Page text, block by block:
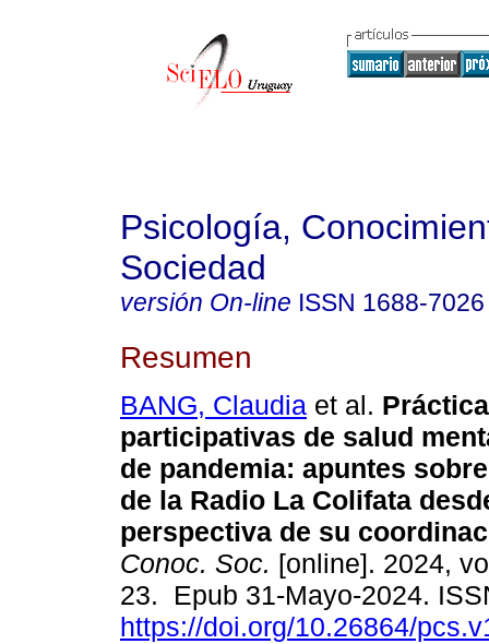
Psicología,
Sociedad
versión On-line ISSN 1688-7026
Resumen
BANG, Claudia et al.
participativas de salud
de pandemia: apuntes
de la Radio La Colifata
perspectiva de su
Conoc. Soc. [online]. 2024,
23. Epub 31-Mayo-2024.
https://doi.org/10.26864/